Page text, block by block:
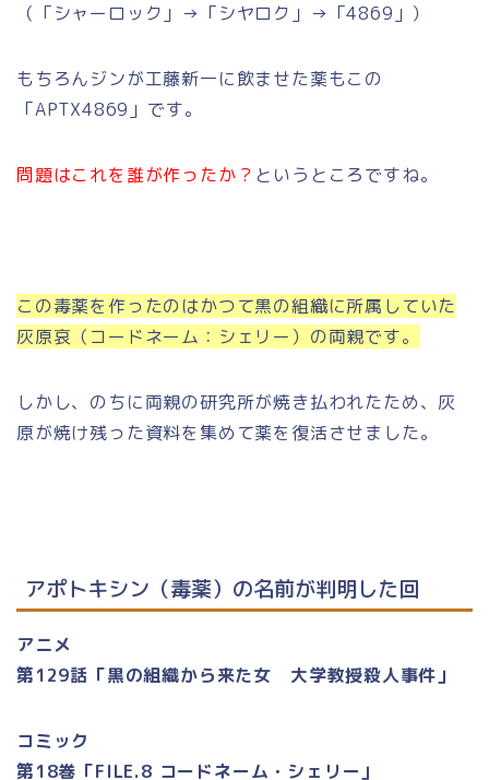
（「シャーロック」→「シヤロク」→「4869」）
もちろんジンが工藤新一に飲ませた薬もこの
「APTX4869」です。
問題はこれを誰が作ったか？ というところですね。
この毒薬を作ったのはかつて黒の組織に所属していた
灰原哀（コードネーム：シェリー）の両親です。
しかし、のちに両親の研究所が焼き払われたため、灰
原が焼け残った資料を集めて薬を復活させました。
アポトキシン（毒薬）の名前が判明した回
アニメ
第129話「黒の組織から来た女 大学教授殺人事件」
コミック
第18巻「FILE.8 コードネーム・シェリー」